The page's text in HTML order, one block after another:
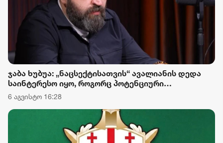
ჯაბა ხუბუა: „ნაცსექტისათვის“ ავალიანის დედა
საინტერესო იყო, როგორც პოტენციური
პოლიტიკური ინსტრუმენტი, მაგრამ რაკი ეკა
კუპატაძემ სახელმწიფოს დაუფასა გამოძიების
შედეგები, პირველი შესაძლებლობისთანავე
ჩასცეს გულში შხამიანი ისარი
6 აგვისტო 16:28